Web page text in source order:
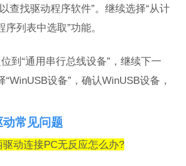
查找驱动程序软件”。继续选择“从计
列表中选取”功能。
到“通用串行总线设备”，继续下一
设备”，确认WinUSB设备，
动常见问题
动连接PC无反应怎么办?